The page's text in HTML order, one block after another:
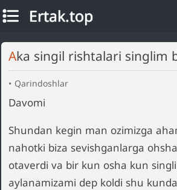
Ertak.top
Aka singil rishtalari singlim
Qarindoshlar
Davomi
Shundan kegin man ozimizga
nahotki biza sevishganlarga
otaverdi va bir kun osha kun
aylanamizami dep koldi shu